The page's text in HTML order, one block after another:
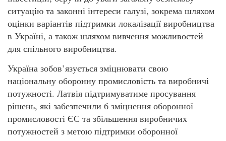
ситуацію та законні інтереси галузі, зокрема шляхом
оцінки варіантів підтримки локалізації виробництва
в Україні, а також шляхом вивчення можливостей
для спільного виробництва.
Україна зобов’язується зміцнювати свою
національну оборонну промисловість та виробничі
потужності. Латвія підтримуватиме просування
рішень, які забезпечили б зміцнення оборонної
промисловості ЄС та збільшення виробничих
потужностей з метою підтримки оборонної